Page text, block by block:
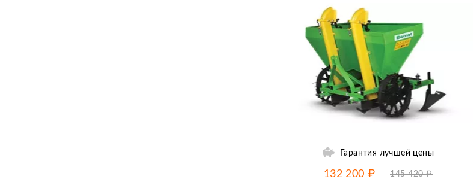
Гарантия лучшей цены
-10% от цены до08.08
132 200 ₽ 145 420 ₽